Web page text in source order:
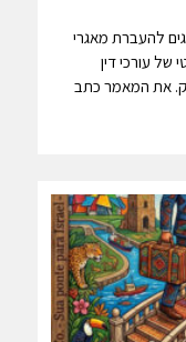
להעברת מאגרי
של עורכי דין
את המאמר כתב